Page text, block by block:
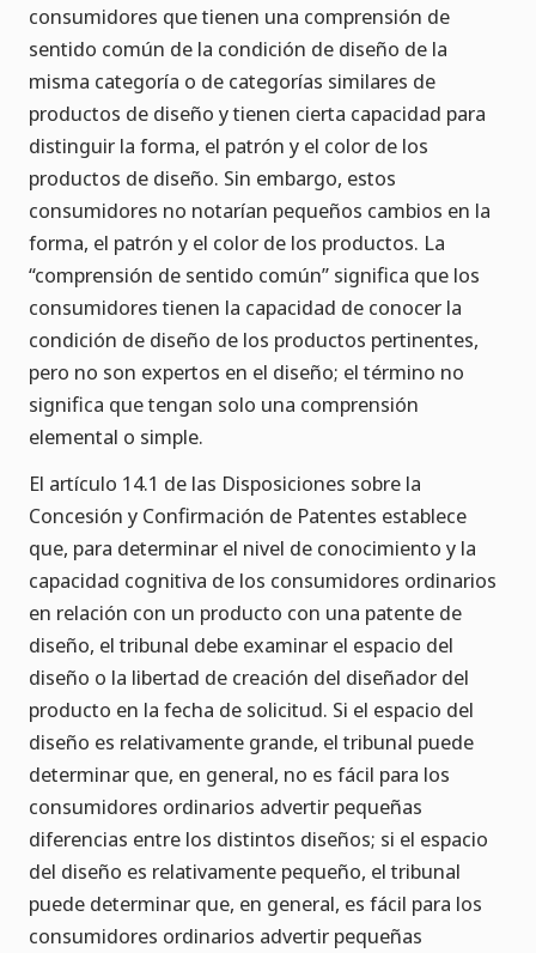
consumidores que tienen una comprensión de
sentido común de la condición de diseño de la
misma categoría o de categorías similares de
productos de diseño y tienen cierta capacidad para
distinguir la forma, el patrón y el color de los
productos de diseño. Sin embargo, estos
consumidores no notarían pequeños cambios en la
forma, el patrón y el color de los productos. La
“comprensión de sentido común” significa que los
consumidores tienen la capacidad de conocer la
condición de diseño de los productos pertinentes,
pero no son expertos en el diseño; el término no
significa que tengan solo una comprensión
elemental o simple.
El artículo 14.1 de las Disposiciones sobre la
Concesión y Confirmación de Patentes establece
que, para determinar el nivel de conocimiento y la
capacidad cognitiva de los consumidores ordinarios
en relación con un producto con una patente de
diseño, el tribunal debe examinar el espacio del
diseño o la libertad de creación del diseñador del
producto en la fecha de solicitud. Si el espacio del
diseño es relativamente grande, el tribunal puede
determinar que, en general, no es fácil para los
consumidores ordinarios advertir pequeñas
diferencias entre los distintos diseños; si el espacio
del diseño es relativamente pequeño, el tribunal
puede determinar que, en general, es fácil para los
consumidores ordinarios advertir pequeñas